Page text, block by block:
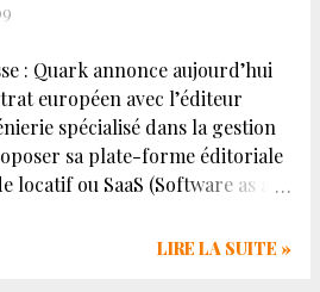
centaine de clients et un
la crise que traverse la
à "accroître l'impact de leurs
: Quark annonce aujourd’hui
européen avec l’éditeur
spécialisé dans la gestion
sa plate-forme éditoriale
locatif ou SaaS (Software as a
utilisateur de piloter depuis
LIRE LA SUITE »